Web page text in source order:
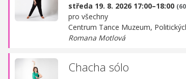
středa 19. 8. 2026 17:00–18:00
pro všechny
Centrum Tance Muzeum,
Romana Motlová
Chacha sólo